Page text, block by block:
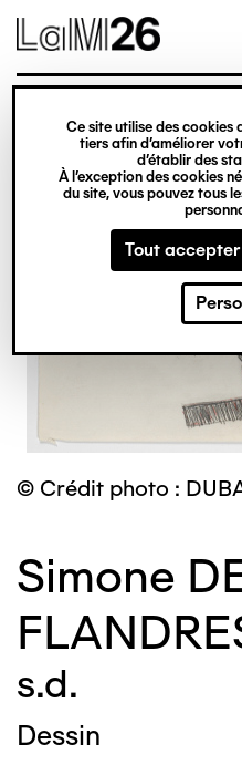
Gestion des cookies
Ce site utilise des cookies
tiers afin d’améliorer
d’établir des
À l’exception des cookies
du site, vous pouvez tous
Tout accepter
contenu
© Crédit photo :
Simone
s.d.
Dessin